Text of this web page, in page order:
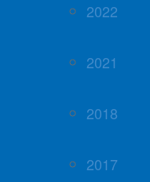
2022
2021
2018
2017